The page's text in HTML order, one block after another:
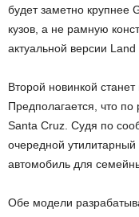
будет заметно крупнее
кузов, а не рамную
актуальной версии Land
Второй новинкой
Предполагается, что
Santa Cruz. Судя по
очередной утилитарный
автомобиль для
Обе модели